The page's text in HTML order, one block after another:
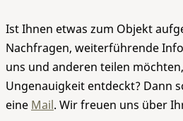
Ist Ihnen etwas zum Objekt
Nachfragen, weiterführende
uns und anderen teilen
Ungenauigkeit entdeckt? Dann
eine Mail. Wir freuen uns über